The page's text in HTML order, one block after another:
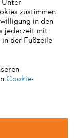
wir Ihnen, zu
Unter
zustimmen
in den
jederzeit mit
der Fußzeile
Cookie-